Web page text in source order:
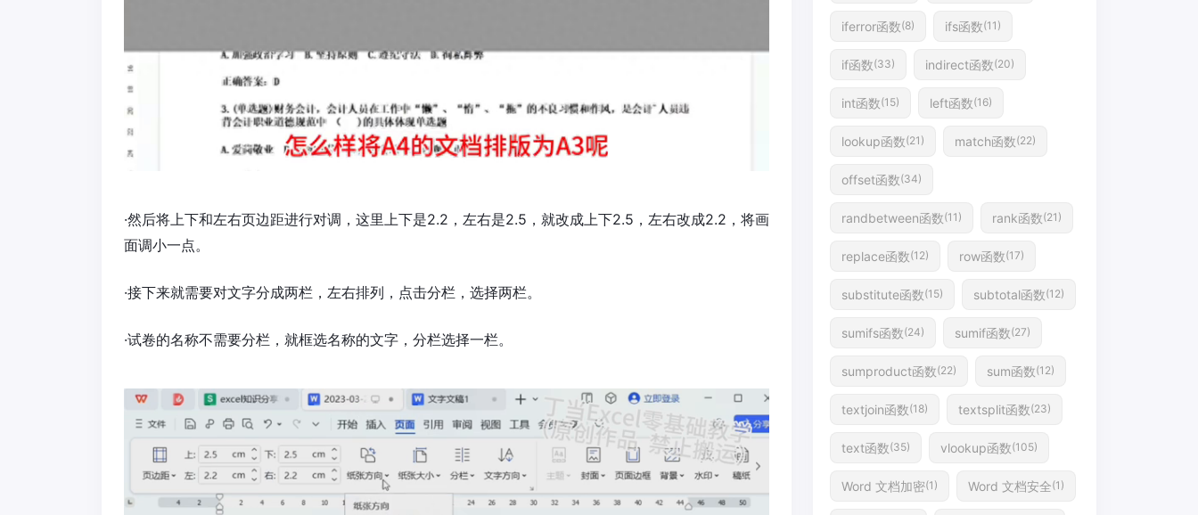
·然后将上下和左右页边距进行对调，这里上下是2.2，左右是2.5，就改成上下2.5，左右改成2.2，将画
面调小一点。
·接下来就需要对文字分成两栏，左右排列，点击分栏，选择两栏。
·试卷的名称不需要分栏，就框选名称的文字，分栏选择一栏。
iferror函数(8) ifs函数(11)
if函数(33) indirect函数(20)
int函数(15) left函数(16)
lookup函数(21) match函数(22)
offset函数(34)
randbetween函数(11) rank函数(21)
replace函数(12) row函数(17)
substitute函数(15) subtotal函数(12)
sumifs函数(24) sumif函数(27)
sumproduct函数(22) sum函数(12)
textjoin函数(18) textsplit函数(23)
text函数(35) vlookup函数(105)
Word 文档加密(1) Word 文档安全(1)